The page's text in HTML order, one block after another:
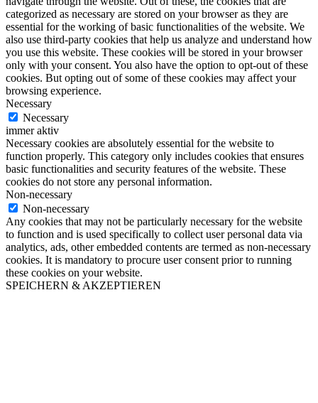
categorized as necessary are stored on your browser as they are
essential for the working of basic functionalities of the website. We
also use third-party cookies that help us analyze and understand how
you use this website. These cookies will be stored in your browser
only with your consent. You also have the option to opt-out of these
cookies. But opting out of some of these cookies may affect your
browsing experience.
Necessary
Necessary
immer aktiv
Necessary cookies are absolutely essential for the website to
function properly. This category only includes cookies that ensures
basic functionalities and security features of the website. These
cookies do not store any personal information.
Non-necessary
Non-necessary
Any cookies that may not be particularly necessary for the website
to function and is used specifically to collect user personal data via
analytics, ads, other embedded contents are termed as non-necessary
cookies. It is mandatory to procure user consent prior to running
these cookies on your website.
SPEICHERN & AKZEPTIEREN